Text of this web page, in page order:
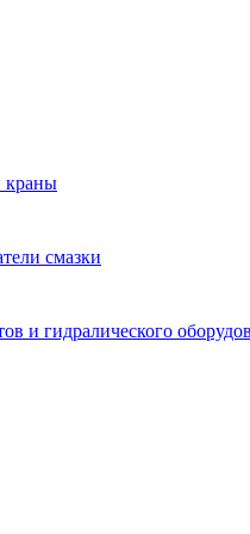
краны
смазки
и гидралического